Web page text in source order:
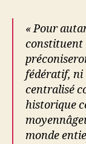
« Pour
constituent
fédératif, ni
centralisé
historique
monde